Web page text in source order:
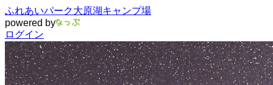
ふれあいパーク大原湖キャンプ場
powered by
ログイン